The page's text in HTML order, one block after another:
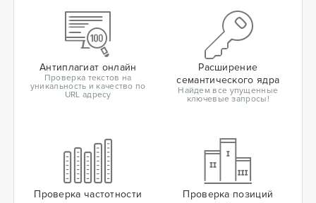
Антиплагиат онлайн
Проверка текстов на
уникальность и качество по
URL адресу
Расширение
семантического ядра
Найдем все упущенные
ключевые запросы!
Проверка частотности
Проверка позиций